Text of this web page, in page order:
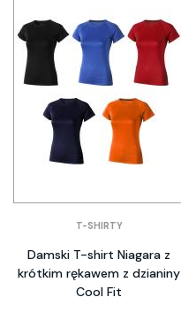
T-SHIRTY
Damski T-shirt Niagara z
krótkim rękawem z dzianiny
Cool Fit